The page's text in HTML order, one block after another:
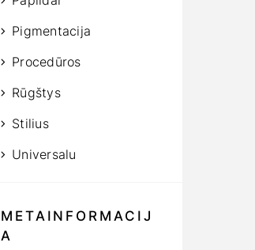
Pigmentacija
Procedūros
Rūgštys
Stilius
Universalu
METAINFORMACIJ
A